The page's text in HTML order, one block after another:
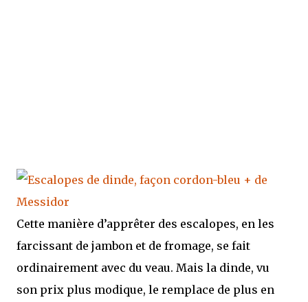
Cette manière d’apprêter des escalopes, en les
farcissant de jambon et de fromage, se fait
ordinairement avec du veau. Mais la dinde, vu
son prix plus modique, le remplace de plus en